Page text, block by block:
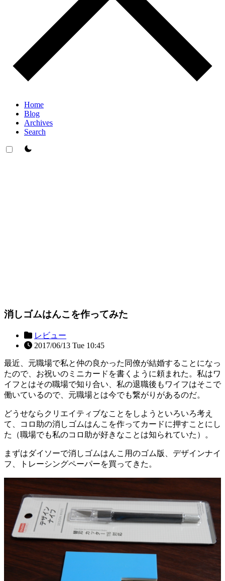
Home
Blog
Archives
Search
theme switcher
消しゴムはんこを作ってみた
レビュー
2017/06/13 Tue 10:45
最近、元職場で私と仲の良かった同僚が結婚することになっ
たので、お祝いのミニカードを書くように頼まれた。私はワ
イフとはその職場で知り合い、私の退職後もワイフはそこで
働いているので、元職場とは今でも繋がりがあるのだ。
どうせならクリエイティブなことをしようといろいろ考え
て、コロ助の消しゴムはんこを作ってカードに押すことにし
た（職場でも私のコロ助が好きなことは知られていた）。
まずはダイソーで消しゴムはんこ用のゴム版、デザインナイ
フ、トレーシングペーパーを買ってきた。